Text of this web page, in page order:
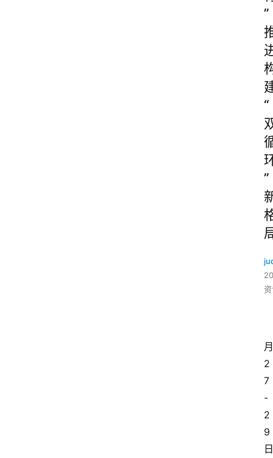
”
“
”
月
2
7
-
2
9
日